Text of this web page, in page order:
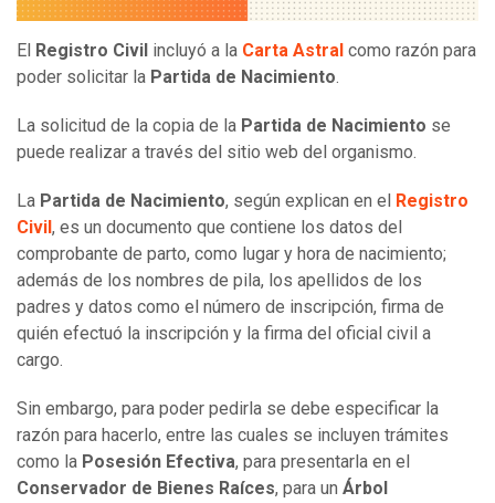
El Registro Civil incluyó a la Carta Astral como razón para
poder solicitar la Partida de Nacimiento.
La solicitud de la copia de la Partida de Nacimiento se
puede realizar a través del sitio web del organismo.
La Partida de Nacimiento, según explican en el
Registro
Civil , es un documento que contiene los datos del
comprobante de parto, como lugar y hora de nacimiento;
además de los nombres de pila, los apellidos de los
padres y datos como el número de inscripción, firma de
quién efectuó la inscripción y la firma del oficial civil a
cargo.
Sin embargo, para poder pedirla se debe especificar la
razón para hacerlo, entre las cuales se incluyen trámites
como la Posesión Efectiva, para presentarla en el
Conservador de Bienes Raíces, para un Árbol